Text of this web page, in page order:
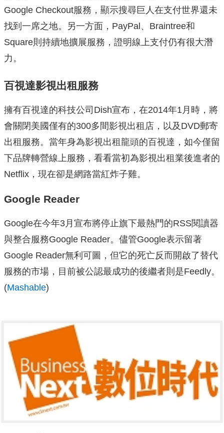
Google Checkout服務，顯示搜尋巨人在支付世界還未
找到一席之地。另一方面，PayPal、Braintree和
Square則持續地擴展服務，證明線上支付仍有很大潛
力。
百視達影視出租服務
擁有百視達的科技公司Dish宣布，在2014年1月時，將
會關閉美國僅有的300多間影視出租店，以及DVD郵寄
出租服務。當年身為影視出租龍頭的百視達，如今僅留
下品牌轉營線上服務，看看當初為影視出租業後進者的
Netflix，現在卻是網路當紅炸子雞。
Google Reader
Google在今年3月宣布將停止旗下最熱門的RSS閱讀器
與整合服務Google Reader。儘管Google表示留著
Google Reader無利可圖，但它的死亡反而開啟了替代
服務的市場，目前被公認最成功的後繼者則是Feedly。
(Mashable)